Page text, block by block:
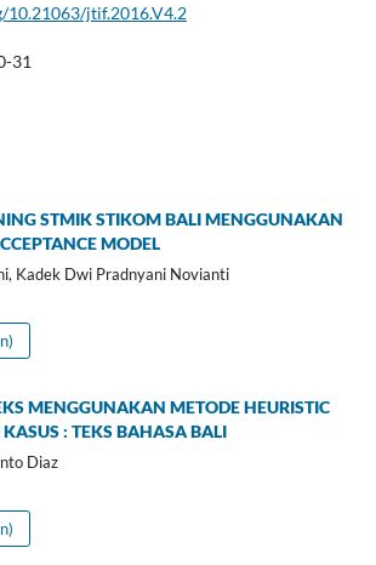
10.21063/jtif.2016.V4.2
31
STMIK STIKOM BALI MENGGUNAKAN
MODEL
Kadek Dwi Pradnyani Novianti
MENGGUNAKAN METODE HEURISTIC
: TEKS BAHASA BALI
Diaz